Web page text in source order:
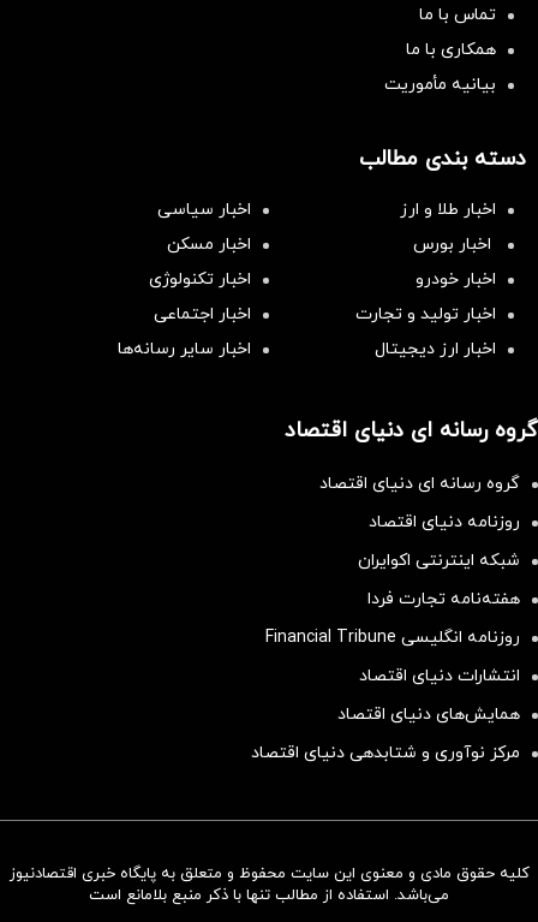
سرمایه‌گذاری همسنگ با شاخص
تماس با ما
همکاری با ما
بیانیه مأموریت
دسته بندی مطالب
اخبار طلا و ارز
اخبار سیاسی
اخبار بورس
اخبار مسکن
اخبار خودرو
اخبار تکنولوژی
اخبار تولید و تجارت
اخبار اجتماعی
اخبار ارز دیجیتال
اخبار سایر رسانه‌‌ها
گروه رسانه ای دنیای اقتصاد
گروه رسانه ای دنیای اقتصاد
روزنامه دنیای اقتصاد
شبکه اینترنتی اکوایران
هفته‌نامه تجارت فردا
روزنامه انگلیسی Financial Tribune
انتشارات دنیای اقتصاد
همایش‌های دنیای اقتصاد
مرکز نوآوری و شتابدهی دنیای اقتصاد
کلیه حقوق مادی و معنوی این سایت محفوظ و متعلق به پایگاه خبری اقتصادنیوز
می‌باشد. استفاده از مطالب تنها با ذکر منبع بلامانع است